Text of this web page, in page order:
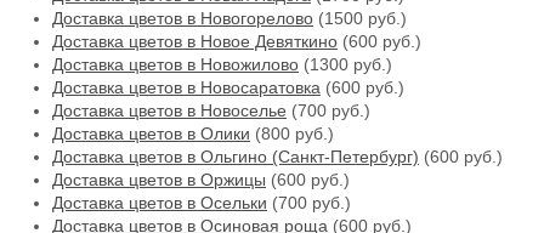
Доставка цветов в Новогорелово (1500 руб.)
Доставка цветов в Новое Девяткино (600 руб.)
Доставка цветов в Новожилово (1300 руб.)
Доставка цветов в Новосаратовка (600 руб.)
Доставка цветов в Новоселье (700 руб.)
Доставка цветов в Олики (800 руб.)
Доставка цветов в Ольгино (Санкт-Петербург) (600 руб.)
Доставка цветов в Оржицы (600 руб.)
Доставка цветов в Осельки (700 руб.)
Доставка цветов в Осиновая роща (600 руб.)